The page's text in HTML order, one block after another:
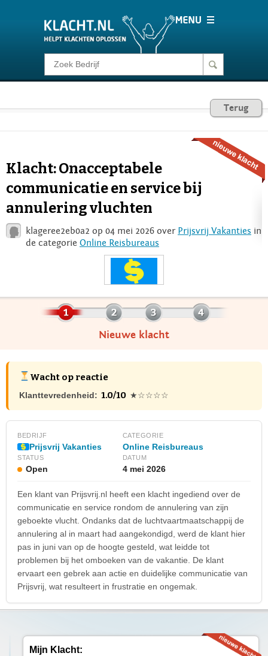
Klacht melden
Consumentenrecht
Voor Bedrijven
Terug
Klacht: Onacceptabele
communicatie en service bij
annulering vluchten
klageree2eb0a2 op 04 mei 2026 over Prijsvrij Vakanties in
de categorie Online Reisbureaus
Nieuwe klacht
Wacht op reactie
Klanttevredenheid: 1.0/10 ★☆☆☆☆
BEDRIJF
Prijsvrij Vakanties
CATEGORIE
Online Reisbureaus
STATUS
Open
DATUM
4 mei 2026
Een klant van Prijsvrij.nl heeft een klacht ingediend over de
communicatie en service rondom de annulering van zijn
geboekte vlucht. Ondanks dat de luchtvaartmaatschappij de
annulering al in maart had aangekondigd, werd de klant hier
pas in juni van op de hoogte gesteld, wat leidde tot
problemen bij het omboeken van de vakantie. De klant
ervaart een gebrek aan actie en duidelijke communicatie van
Prijsvrij, wat resulteert in frustratie en ongemak.
Mijn Klacht: